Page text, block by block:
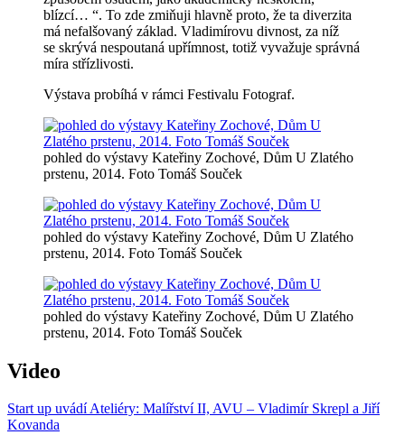
blízcí… “. To zde zmiňuji hlavně proto, že ta diverzita
má nefalšovaný základ. Vladimírovu divnost, za níž
se skrývá nespoutaná upřímnost, totiž vyvažuje správná
míra střízlivosti.
Výstava probíhá v rámci Festivalu Fotograf.
pohled do výstavy Kateřiny Zochové, Dům U Zlatého
prstenu, 2014. Foto Tomáš Souček
pohled do výstavy Kateřiny Zochové, Dům U Zlatého
prstenu, 2014. Foto Tomáš Souček
pohled do výstavy Kateřiny Zochové, Dům U Zlatého
prstenu, 2014. Foto Tomáš Souček
Video
Start up uvádí Ateliéry: Malířství II, AVU – Vladimír Skrepl a Jiří
Kovanda